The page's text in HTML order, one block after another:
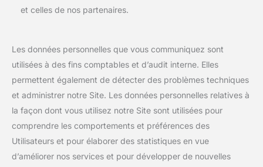
et celles de nos partenaires.
Les données personnelles que vous communiquez sont
utilisées à des fins comptables et d’audit interne. Elles
permettent également de détecter des problèmes techniques
et administrer notre Site. Les données personnelles relatives à
la façon dont vous utilisez notre Site sont utilisées pour
comprendre les comportements et préférences des
Utilisateurs et pour élaborer des statistiques en vue
d’améliorer nos services et pour développer de nouvelles